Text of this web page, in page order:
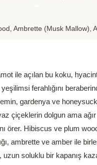
Ambrette (Musk Mallow),
ile açılan bu koku,
ferahlığını
gardenya ve
çiçeklerin dolgun ama ağır
örer. Hibiscus ve plum
ambrette ve amber ile
soluklu bir kapanış